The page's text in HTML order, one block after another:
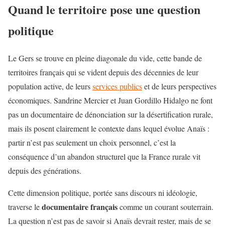
Quand le territoire pose une question
politique
Le Gers se trouve en pleine diagonale du vide, cette bande de
territoires français qui se vident depuis des décennies de leur
population active, de leursservices publicset de leurs perspectives
économiques. Sandrine Mercier et Juan Gordillo Hidalgo ne font
pas un documentaire de dénonciation sur la désertification rurale,
mais ils posent clairement le contexte dans lequel évolue Anaïs :
partir n’est pas seulement un choix personnel, c’est la
conséquence d’un abandon structurel que la France rurale vit
depuis des générations.
Cette dimension politique, portée sans discours ni idéologie,
traverse ledocumentaire françaiscomme un courant souterrain.
La question n’est pas de savoir si Anaïs devrait rester, mais de se